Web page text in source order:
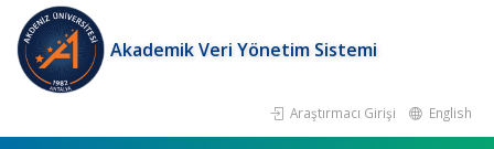
Akademik Veri Yönetim Sistemi
Araştırmacı Girişi English